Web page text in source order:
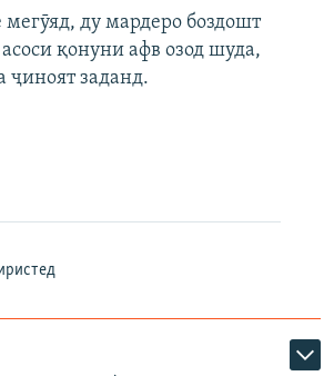
ду мардеро боздошт
қонуни афв озод шуда,
ҷиноят заданд.